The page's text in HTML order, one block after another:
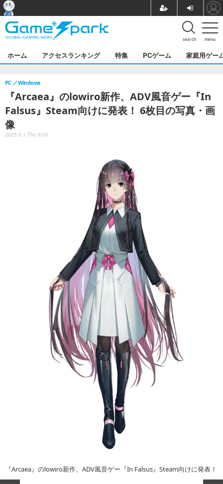
menu
search
ホーム アクセスランキング 特集 PCゲーム 家庭用ゲー
『Arcaea』のlowiro新作、ADV風音ゲー『In
Falsus』Steam向けに発表！ 6枚目の写真・画
像
PC Windows
2025.5.1 Thu 9:00
『Arcaea』のlowiro新作、ADV風音ゲー『In Falsus』Steam向けに発表！